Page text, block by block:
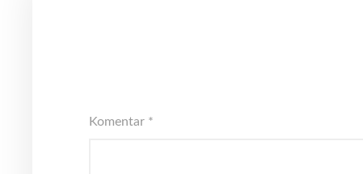
Komentar *